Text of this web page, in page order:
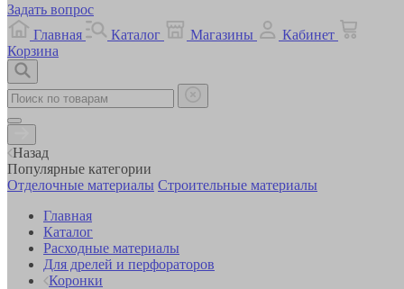
Задать вопрос
Главная
Каталог Магазины
Кабинет
Корзина
Назад
Популярные категории
Отделочные материалы Строительные материалы
Главная
Каталог
Расходные материалы
Для дрелей и перфораторов
Коронки